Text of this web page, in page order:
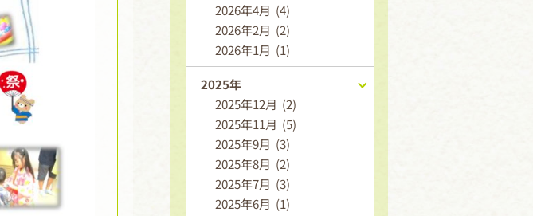
2026年4月 (4)
2026年2月 (2)
2026年1月 (1)
2025年
2025年12月 (2)
2025年11月 (5)
2025年9月 (3)
2025年8月 (2)
2025年7月 (3)
2025年6月 (1)